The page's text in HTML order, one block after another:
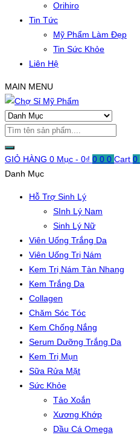
Orihiro
Tin Tức
Mỹ Phẩm Làm Đẹp
Tin Sức Khỏe
Liên Hệ
MAIN MENU
GIỎ HÀNG 0 Mục - 0₫ 0 0 0 Cart 0
Danh Mục
Hỗ Trợ Sinh Lý
SInh Lý Nam
Sinh Lý Nữ
Viên Uống Trắng Da
Viên Uống Trị Nám
Kem Trị Nám Tàn Nhang
Kem Trắng Da
Collagen
Chăm Sóc Tóc
Kem Chống Nắng
Serum Dưỡng Trắng Da
Kem Trị Mụn
Sữa Rửa Mặt
Sức Khỏe
Tảo Xoắn
Xương Khớp
Dầu Cá Omega